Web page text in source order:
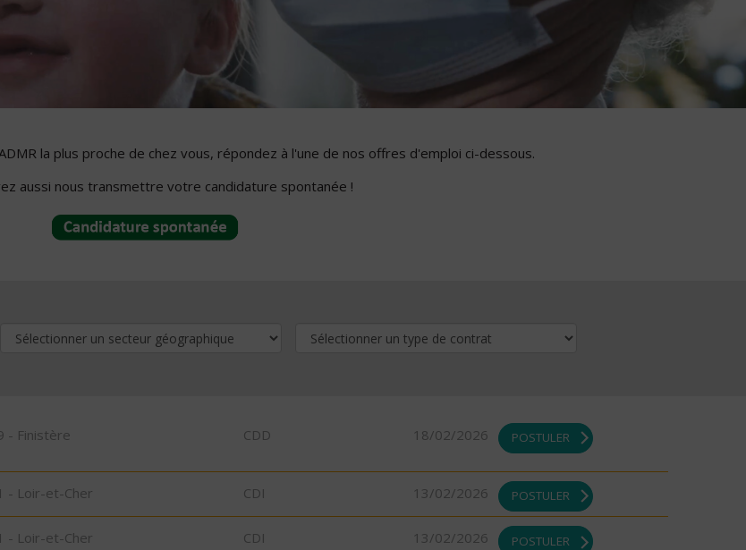
la plus proche de chez vous, répondez à l'une de nos offres d'emploi ci-dessous.
aussi nous transmettre votre candidature spontanée !
- Finistère CDD 18/02/2026 POSTULER
- Loir-et-Cher CDI 13/02/2026 POSTULER
- Loir-et-Cher CDI 13/02/2026 POSTULER